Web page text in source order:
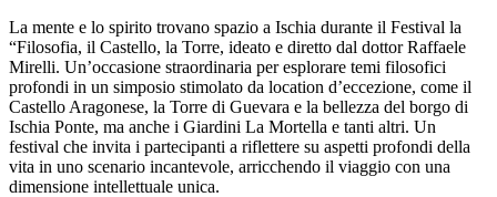
Salta
al
contenuto
La mente e lo spirito trovano spazio a Ischia durante il Festival la
“Filosofia, il Castello, la Torre, ideato e diretto dal dottor Raffaele
Mirelli. Un’occasione straordinaria per esplorare temi filosofici
profondi in un simposio stimolato da location d’eccezione, come il
Castello Aragonese, la Torre di Guevara e la bellezza del borgo di
Ischia Ponte, ma anche i Giardini La Mortella e tanti altri. Un
festival che invita i partecipanti a riflettere su aspetti profondi della
vita in uno scenario incantevole, arricchendo il viaggio con una
dimensione intellettuale unica.